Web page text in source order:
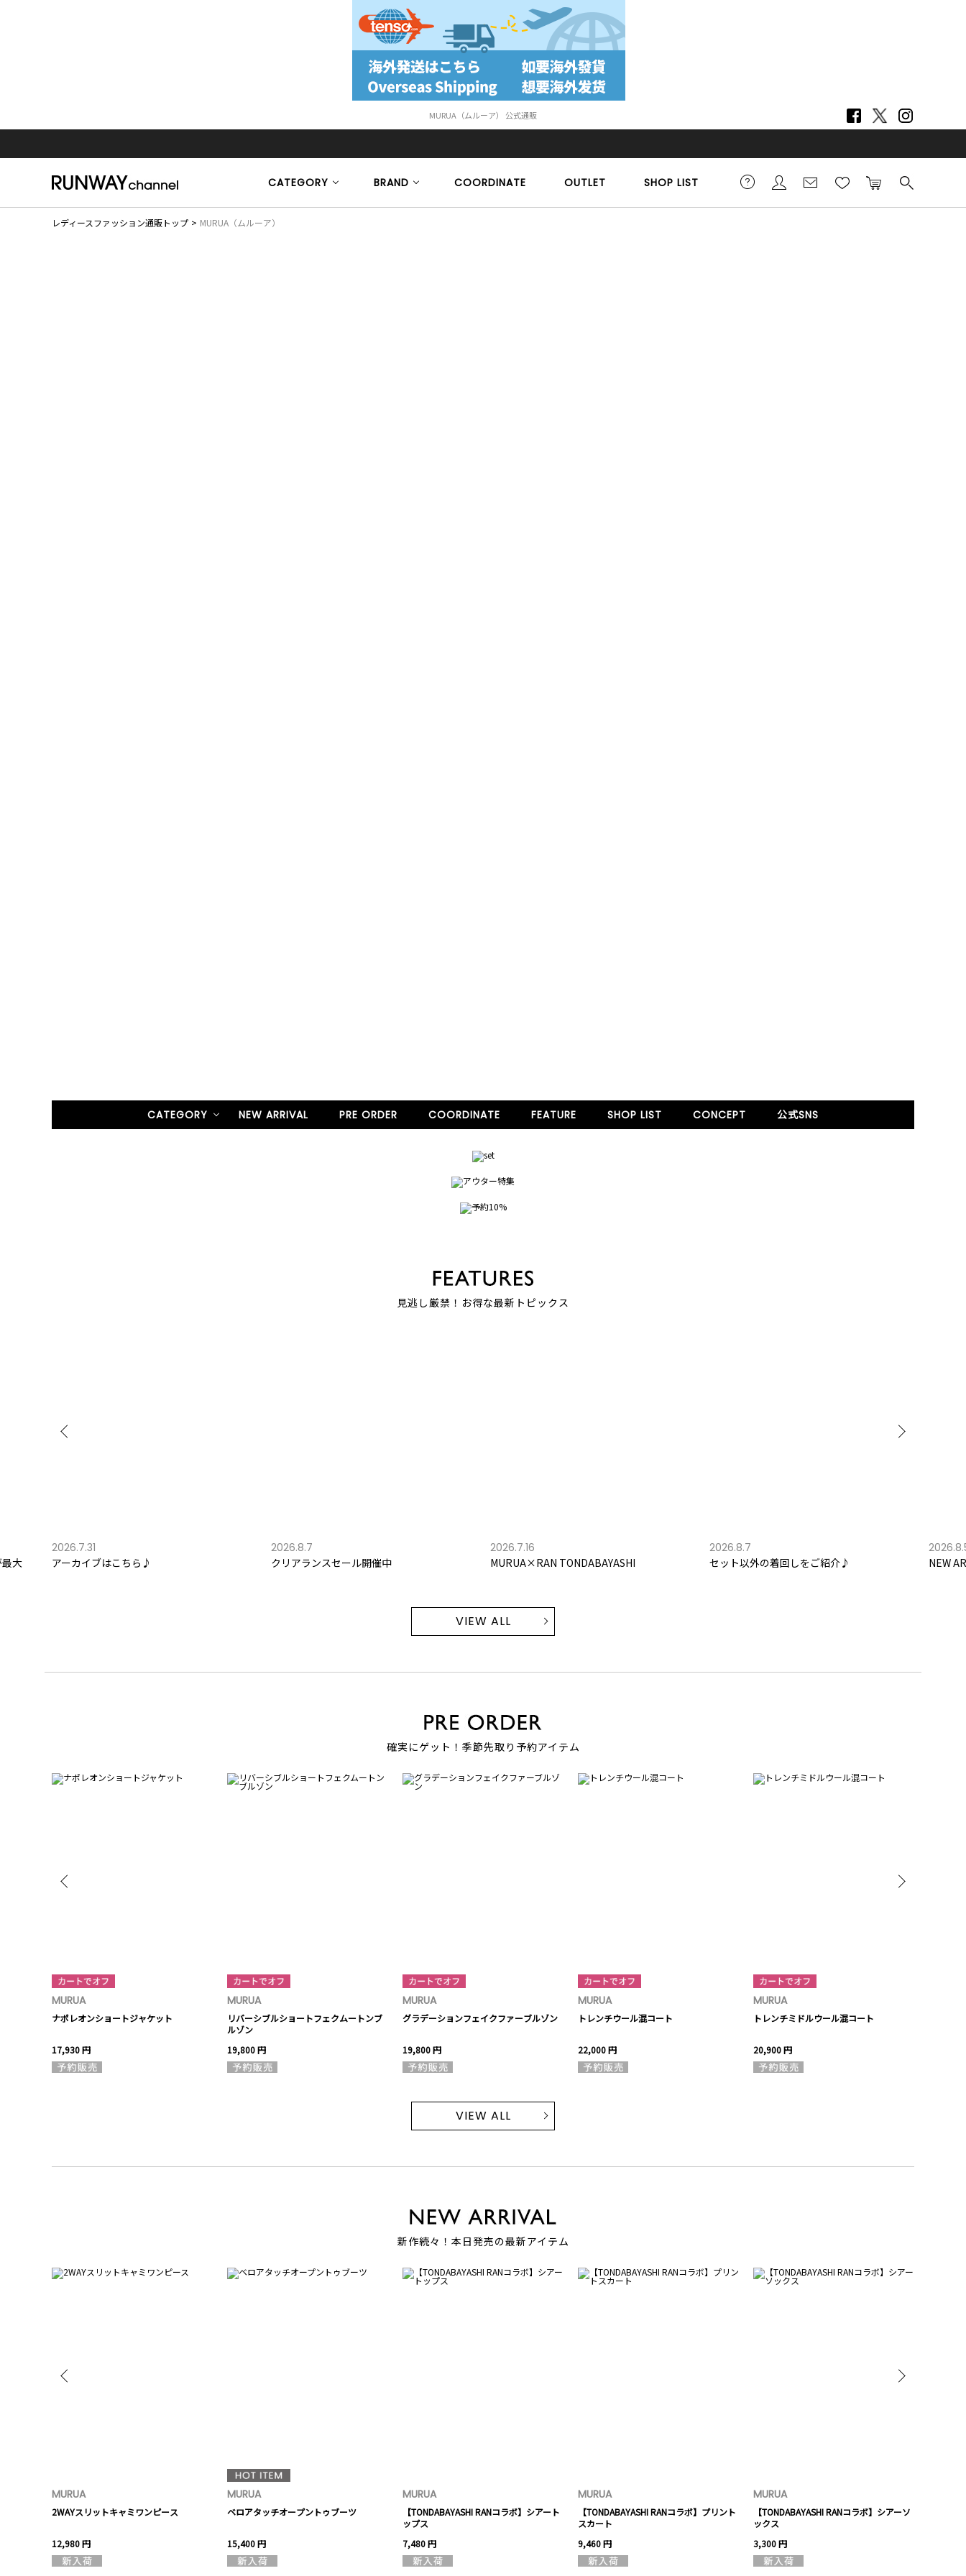
MURUA（ムルーア） 公式通販
CATEGORY BRAND COORDINATE OUTLET SHOP LIST
レディースファッション通販トップ MURUA（ムルーア）
CATEGORY NEW ARRIVAL PRE ORDER COORDINATE FEATURE SHOP LIST CONCEPT 公式SNS
見逃し厳禁！お得な最新トピックス
大
2026.7.31
アーカイブはこちら♪
2026.8.7
クリアランスセール開催中
2026.7.16
MURUA×RAN TONDABAYASHI
2026.8.7
セット以外の着回しをご紹介♪
NEW
VIEW ALL
確実にゲット！季節先取り予約アイテム
MURUA
ナポレオンショートジャケット
17,930 円
MURUA
リバーシブルショートフェクムートンブ
ルゾン
19,800 円
MURUA
グラデーションフェイクファーブルゾン
19,800 円
MURUA
トレンチウール混コート
22,000 円
MURUA
トレンチミドルウール混コート
20,900 円
VIEW ALL
新作続々！本日発売の最新アイテム
MURUA
2WAYスリットキャミワンピース
12,980 円
MURUA
ベロアタッチオープントゥブーツ
15,400 円
MURUA
【TONDABAYASHI RANコラボ】シアート
ップス
7,480 円
MURUA
【TONDABAYASHI RANコラボ】プリント
スカート
9,460 円
MURUA
【TONDABAYASHI RANコラボ】シアーソ
ックス
3,300 円